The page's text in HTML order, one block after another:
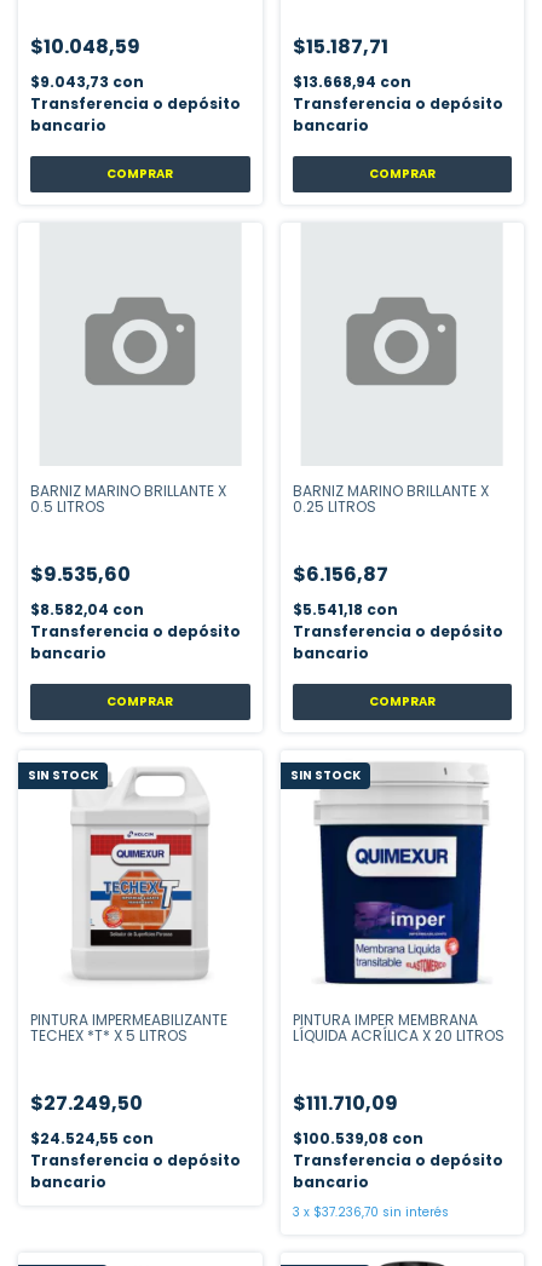
$10.048,59
$9.043,73 con
Transferencia o depósito
bancario
$15.187,71
$13.668,94 con
Transferencia o depósito
bancario
COMPRAR
BARNIZ MARINO BRILLANTE X
0.5 LITROS
$9.535,60
$8.582,04 con
Transferencia o depósito
bancario
COMPRAR
BARNIZ MARINO BRILLANTE X
0.25 LITROS
$6.156,87
$5.541,18 con
Transferencia o depósito
bancario
COMPRAR
SIN STOCK
PINTURA IMPERMEABILIZANTE
TECHEX *T* X 5 LITROS
$27.249,50
$24.524,55 con
Transferencia o depósito
bancario
SIN STOCK
PINTURA IMPER MEMBRANA
LÍQUIDA ACRÍLICA X 20 LITROS
$111.710,09
$100.539,08 con
Transferencia o depósito
bancario
3 x $37.236,70 sin interés